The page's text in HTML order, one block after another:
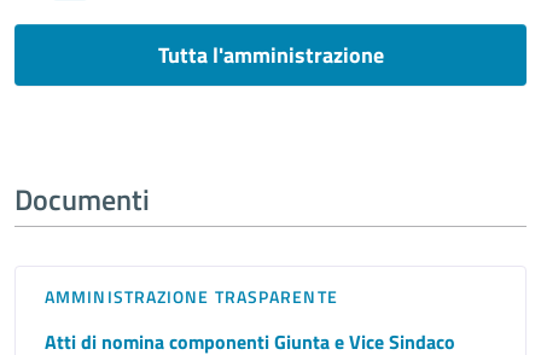
Tutta l'amministrazione
Documenti
AMMINISTRAZIONE TRASPARENTE
Atti di nomina componenti Giunta e Vice Sindaco